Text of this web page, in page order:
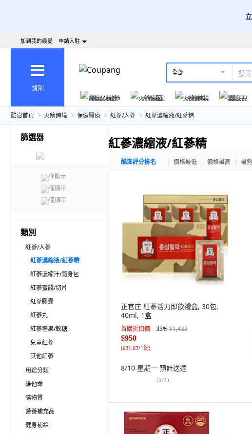
加到我的最愛 申請入駐
類別
全部
爸氣父親節
火箭速配 火箭跨境 嬰幼兒
酷澎首頁 火箭跨境 保健醫療 紅蔘/人蔘 紅蔘濃縮液/紅蔘精
篩選器
僅顯示
僅顯示
僅顯示
類別
紅蔘/人蔘
紅蔘濃縮液/紅蔘精
紅蔘濃縮汁/隨身包
紅蔘蜜餞/切片
紅蔘膠囊
紅蔘丸
紅蔘糖果/軟糖
兒童紅蔘
其他紅蔘
用途分類
維他命
礦物質
營養補充品
健身補給
紅蔘濃縮液/紅蔘精
酷澎評分排名 價格最低 價格最高 最
正官庄 紅蔘活力即飲禮盒, 30包,
40ml, 1盒
首購折扣價 33%$1,433
$950
($31.67/1錠)
8/10 星期一 預計送達
(571)